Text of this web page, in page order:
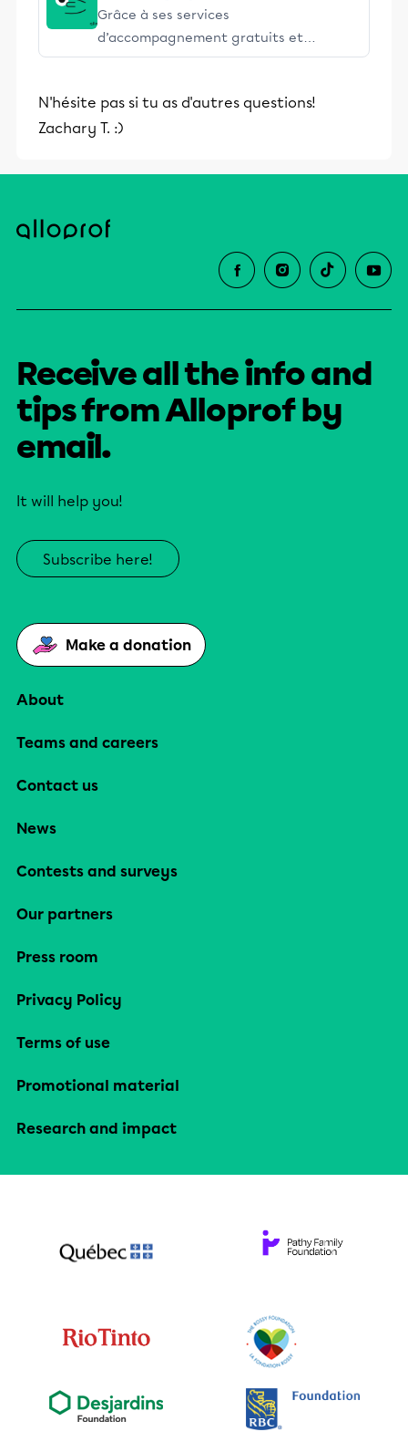
Grâce à ses services
d’accompagnement gratuits et
stimulants, Alloprof engage les élèves
éducative.
N'hésite pas si tu as d'autres questions!
Zachary T. :)
Receive all the info and
tips from Alloprof by
email.
It will help you!
Subscribe here!
Make a donation
About
Teams and careers
Contact us
News
Contests and surveys
Our partners
Press room
Privacy Policy
Terms of use
Promotional material
Research and impact